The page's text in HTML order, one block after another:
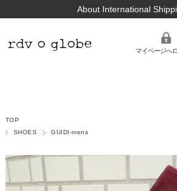
About International
マイページへ
TOP
SHOES
GUIDI-mens